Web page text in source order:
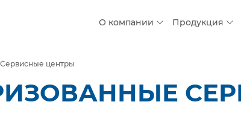
О компании Продукция
Сервисные центры